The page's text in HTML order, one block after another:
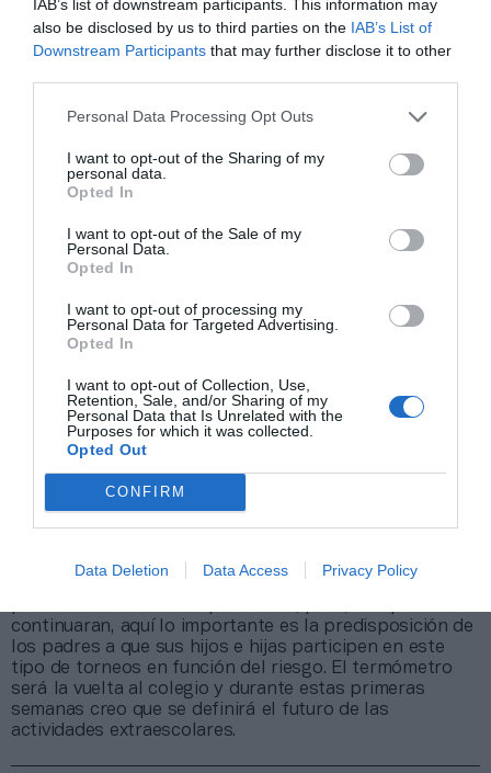
IAB’s list of downstream participants. This information may
also be disclosed by us to third parties on the IAB’s List of
Downstream Participants that may further disclose it to other
Personal Data Processing Opt Outs
I want to opt-out of the Sharing of my
personal data.
Opted In
I want to opt-out of the Sale of my
Personal Data.
Opted In
I want to opt-out of processing my
Personal Data for Targeted Advertising.
Opted In
I want to opt-out of Collection, Use,
Retention, Sale, and/or Sharing of my
Personal Data that Is Unrelated with the
Purposes for which it was collected.
Opted Out
CONFIRM
Data Deletion Data Access Privacy Policy
¿Cuál es la previsión de la caída del negocio del
deporte en 2020?
En abril realizamos un estudio en el que definimos
que la caída de la facturación global del sector
producción, el 15% del valor añadido bruto y el 17% de
completo). De los tres escenarios que planteamos
entonces, creo que se cumplirá el intermedio, que
ingresos, en función de la situación de recuperación
que se dé en 2021.
El deportista amateur es un actor muy relevante
ayudará a aumentar el número de practicantes y, por
ende, el número de consumidores?
se ejercita de manera individual, por libre, y ahí podría
haber un efecto positivo en cuanto a potenciales
consumidores de productos deportivos. Pero la
pandemia tiene implicaciones económicas, y eso
afectará a la demanda de artículos al no ser bienes de
primera necesidad.
¿Qué impacto puede tener que se frene el
parte del consumo…
continuaran, aquí lo importante es la predisposición de
los padres a que sus hijos e hijas participen en este
tipo de torneos en función del riesgo. El termómetro
será la vuelta al colegio y durante estas primeras
semanas creo que se definirá el futuro de las
actividades extraescolares.